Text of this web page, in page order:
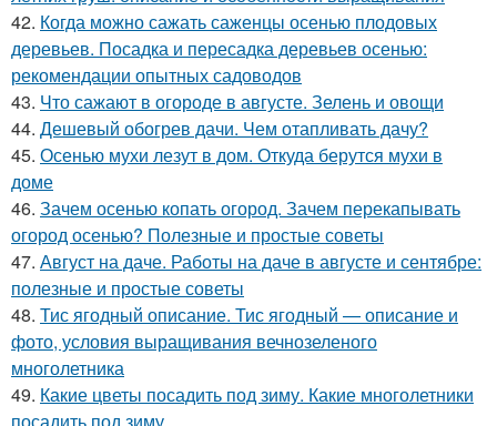
42. Когда можно сажать саженцы осенью плодовых
деревьев. Посадка и пересадка деревьев осенью:
рекомендации опытных садоводов
43. Что сажают в огороде в августе. Зелень и овощи
44. Дешевый обогрев дачи. Чем отапливать дачу?
45. Осенью мухи лезут в дом. Откуда берутся мухи в
доме
46. Зачем осенью копать огород. Зачем перекапывать
огород осенью? Полезные и простые советы
47. Август на даче. Работы на даче в августе и сентябре:
полезные и простые советы
48. Тис ягодный описание. Тис ягодный — описание и
фото, условия выращивания вечнозеленого
многолетника
49. Какие цветы посадить под зиму. Какие многолетники